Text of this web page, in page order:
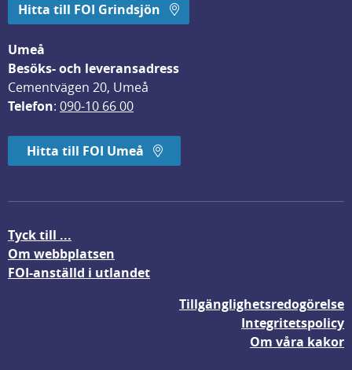
Hitta till FOI Grindsjön
Umeå
Besöks- och leveransadress
Cementvägen 20, Umeå
Telefon: 090-10 66 00
Hitta till FOI Umeå
Tyck till ...
Om webbplatsen
FOI-anställd i utlandet
Tillgänglighetsredogörelse
Integritetspolicy
Om våra kakor